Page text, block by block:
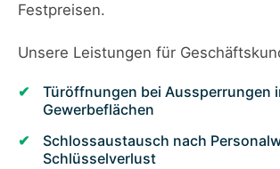
Festpreisen.
Unsere Leistungen für
Türöffnungen bei Aussperrungen
Gewerbeflächen
Schlossaustausch nach
Schlüsselverlust